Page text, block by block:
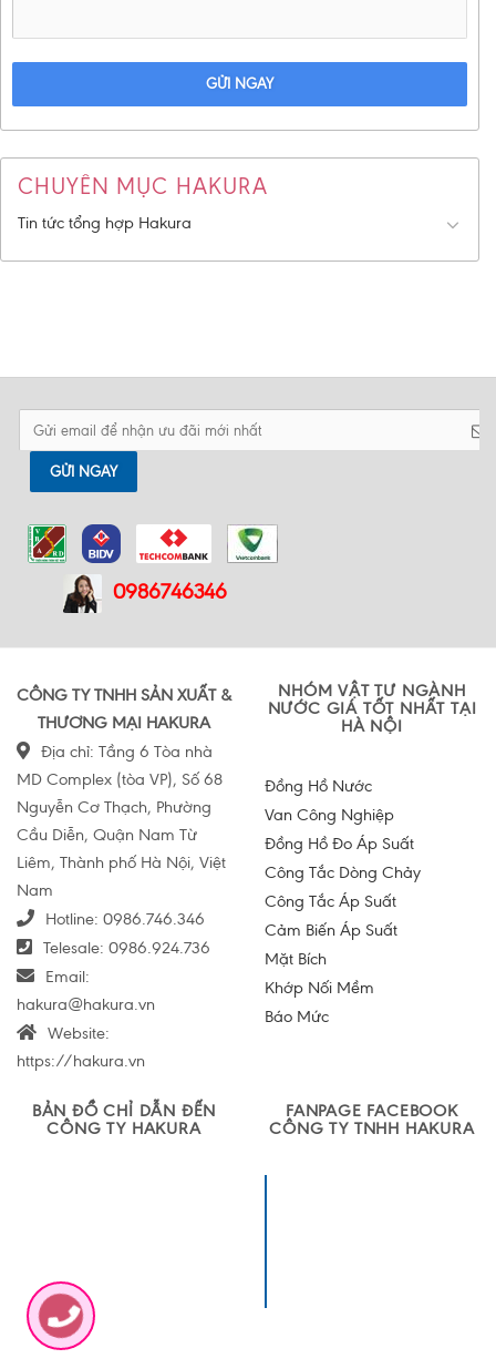
GỬI NGAY
CHUYÊN MỤC HAKURA
Tin tức tổng hợp Hakura
GỬI NGAY
0986746346
CÔNG TY TNHH SẢN XUẤT &
THƯƠNG MẠI HAKURA
Địa chỉ: Tầng 6 Tòa nhà
MD Complex (tòa VP), Số 68
Nguyễn Cơ Thạch, Phường
Cầu Diễn, Quận Nam Từ
Liêm, Thành phố Hà Nội, Việt
Nam
Hotline: 0986.746.346
Telesale: 0986.924.736
Email:
hakura@hakura.vn
Website:
https://hakura.vn
NHÓM VẬT TƯ NGÀNH
NƯỚC GIÁ TỐT NHẤT TẠI
HÀ NỘI
Đồng Hồ Nước
Van Công Nghiệp
Đồng Hồ Đo Áp Suất
Công Tắc Dòng Chảy
Công Tắc Áp Suất
Cảm Biến Áp Suất
Mặt Bích
Khớp Nối Mềm
Báo Mức
BẢN ĐỒ CHỈ DẪN ĐẾN
CÔNG TY HAKURA
FANPAGE FACEBOOK
CÔNG TY TNHH HAKURA